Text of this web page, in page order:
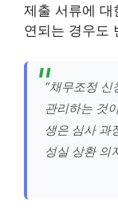
제출 서류에 대
연되는 경우도
“채무조정
관리하는 것
생은 심사 과
성실 상환 의